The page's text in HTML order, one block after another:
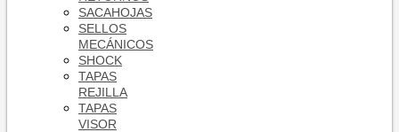
SACAHOJAS
SELLOS
MECÁNICOS
SHOCK
TAPAS
REJILLA
TAPAS
VISOR